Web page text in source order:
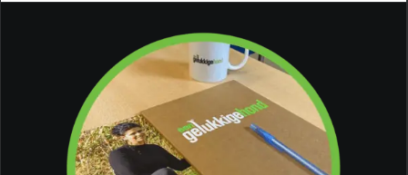
TOEVOEGEN AAN WINKELWAGEN